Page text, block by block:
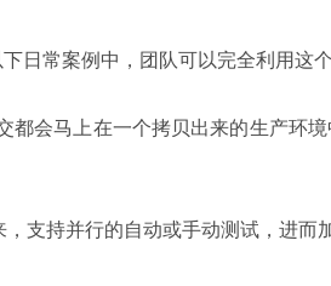
日常案例中，团队可以完全利用这
都会马上在一个拷贝出来的生产环
支持并行的自动或手动测试，进而